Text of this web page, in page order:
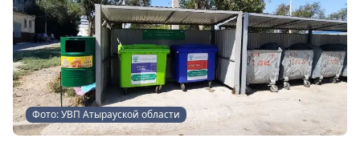
Фото: УВП Атырауской области